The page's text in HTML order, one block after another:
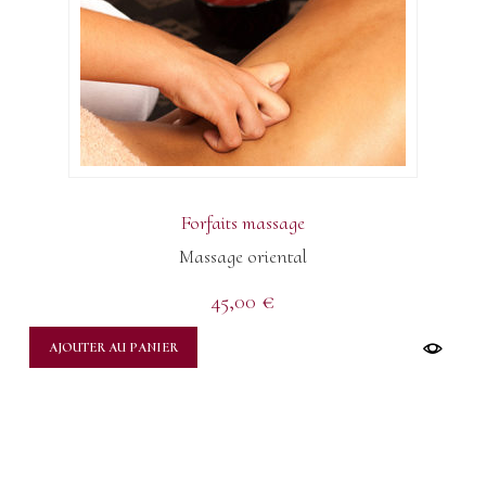
Forfaits massage
Massage oriental
45,00 €
AJOUTER AU PANIER